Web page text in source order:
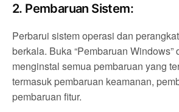
2. Pembaruan Sistem:
Perbarui sistem operasi dan
berkala. Buka “Pembaruan Windows”
menginstal semua pembaruan yang
termasuk pembaruan keamanan,
pembaruan fitur.